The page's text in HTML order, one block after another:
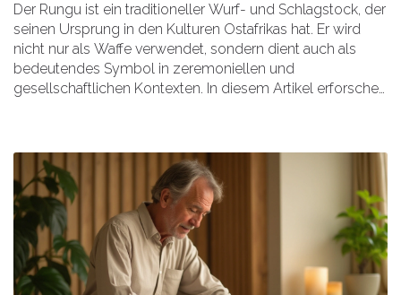
Der Rungu ist ein traditioneller Wurf- und Schlagstock, der
seinen Ursprung in den Kulturen Ostafrikas hat. Er wird
nicht nur als Waffe verwendet, sondern dient auch als
bedeutendes Symbol in zeremoniellen und
gesellschaftlichen Kontexten. In diesem Artikel erforschen
und seine Bedeutung in der modernen Welt. Leser
erhalten Einblicke in die kulturelle Bedeutung und den
historischen Hintergrund dieses faszinierenden Objekts.